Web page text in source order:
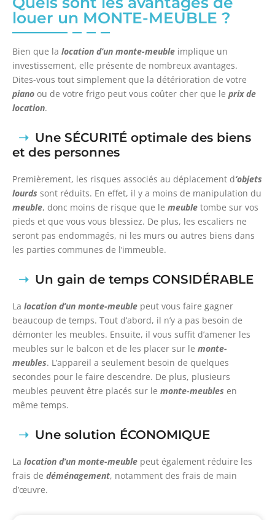
louer un MONTE-MEUBLE ?
Bien que la location d’un monte-meuble implique un
investissement, elle présente de nombreux avantages.
Dites-vous tout simplement que la détérioration de votre
piano ou de votre frigo peut vous coûter cher que le prix de
location.
Une SÉCURITÉ optimale des biens
et des personnes
Premièrement, les risques associés au déplacement d‘objets
lourds sont réduits. En effet, il y a moins de manipulation du
meuble, donc moins de risque que le meuble tombe sur vos
pieds et que vous vous blessiez. De plus, les escaliers ne
seront pas endommagés, ni les murs ou autres biens dans
les parties communes de l’immeuble.
Un gain de temps CONSIDÉRABLE
La location d’un monte-meuble peut vous faire gagner
beaucoup de temps. Tout d’abord, il n’y a pas besoin de
démonter les meubles. Ensuite, il vous suffit d’amener les
meubles sur le balcon et de les placer sur le monte-
meubles. L’appareil a seulement besoin de quelques
secondes pour le faire descendre. De plus, plusieurs
meubles peuvent être placés sur le monte-meubles en
même temps.
Une solution ÉCONOMIQUE
La location d’un monte-meuble peut également réduire les
frais de déménagement, notamment des frais de main
d’œuvre.